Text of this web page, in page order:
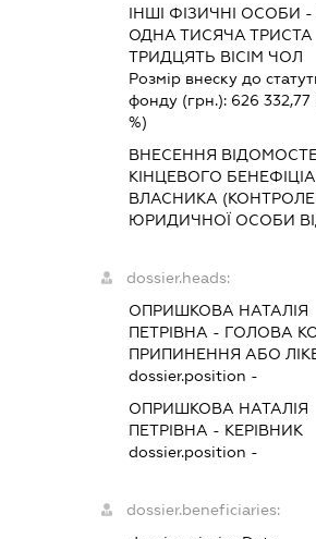
ІНШІ ФІЗИЧНІ ОСОБИ
ОДНА ТИСЯЧА ТРИСТА
ТРИДЦЯТЬ ВІСІМ ЧОЛ
Розмір внеску до
фонду (грн.): 626 332,77
%)
ВНЕСЕННЯ
КІНЦЕВОГО
ВЛАСНИКА
ЮРИДИЧНОЇ ОСОБИ
dossier.heads:
ОПРИШКОВА НАТАЛІЯ
ПЕТРІВНА - ГОЛОВА
ПРИПИНЕННЯ АБО
dossier.position -
ОПРИШКОВА НАТАЛІЯ
ПЕТРІВНА - КЕРІВНИК
dossier.position -
dossier.beneficiaries: